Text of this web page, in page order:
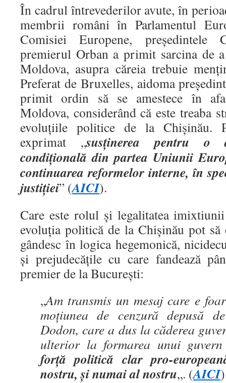
În cadrul întrevederilor avute, în
membrii români în Parlamentul
Comisiei Europene, președintele
premierul Orban a primit sarcina de
Moldova, asupra căreia trebuie
Preferat de Bruxelles, aidoma
primit ordin să se amestece în
Moldova, considerând că este treaba
evoluțiile politice de la Chișinău.
exprimat „susținerea pentru o
condițională din partea Uniunii
continuarea reformelor interne, în
justiției” (AICI).
Care este rolul și legalitatea
evoluția politică de la Chișinău pot să
gândesc în logica hegemonică,
și prejudecățile cu care fandează
premier de la București:
„Am transmis un mesaj care e
moțiunea de cenzură depusă
Dodon, care a dus la căderea
ulterior la formarea unui
forță politică clar pro-
nostru, şi numai al nostru„. (AICI)